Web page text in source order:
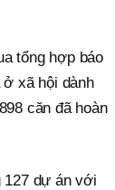
tổng hợp báo
xã hội dành
căn đã hoàn
127 dự án với